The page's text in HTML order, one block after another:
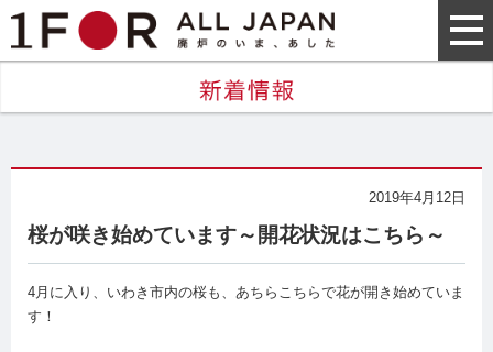
2019年4月12日
桜が咲き始めています～開花状況はこちら～
4月に入り、いわき市内の桜も、あちらこちらで花が開き始めていま
す！